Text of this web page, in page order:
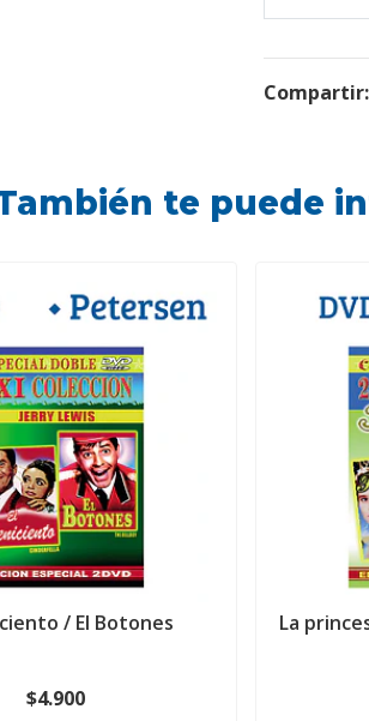
Compartir:
te puede
/ El Botones
$4.900
La